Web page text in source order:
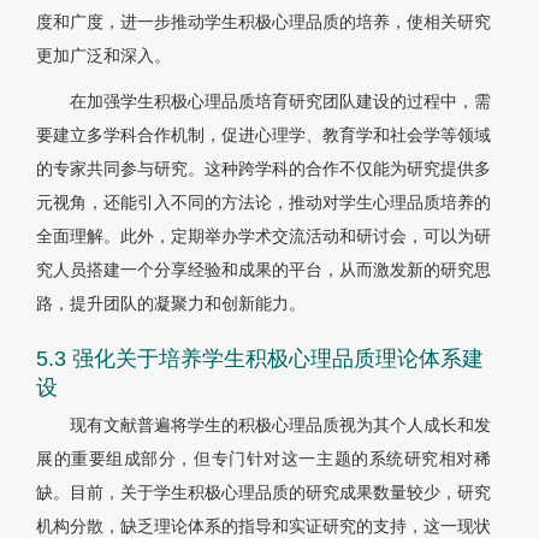
度和广度，进一步推动学生积极心理品质的培养，使相关研究
更加广泛和深入。
在加强学生积极心理品质培育研究团队建设的过程中，需
要建立多学科合作机制，促进心理学、教育学和社会学等领域
的专家共同参与研究。这种跨学科的合作不仅能为研究提供多
元视角，还能引入不同的方法论，推动对学生心理品质培养的
全面理解。此外，定期举办学术交流活动和研讨会，可以为研
究人员搭建一个分享经验和成果的平台，从而激发新的研究思
路，提升团队的凝聚力和创新能力。
5.3 强化关于培养学生积极心理品质理论体系建
设
现有文献普遍将学生的积极心理品质视为其个人成长和发
展的重要组成部分，但专门针对这一主题的系统研究相对稀
缺。目前，关于学生积极心理品质的研究成果数量较少，研究
机构分散，缺乏理论体系的指导和实证研究的支持，这一现状